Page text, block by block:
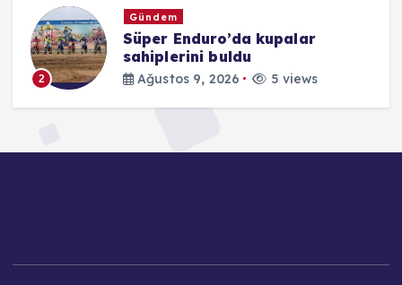
2
Gündem
Süper Enduro’da kupalar
sahiplerini buldu
Ağustos 9, 2026 5 views